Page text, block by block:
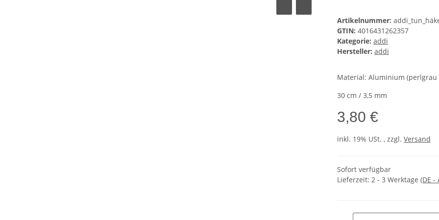
Artikelnummer:
GTIN: 4016431262357
Kategorie: addi
Hersteller: addi
Material: Aluminium
30 cm / 3,5 mm
3,80 €
inkl. 19% USt. , zzgl. Versand
Sofort verfügbar
Lieferzeit: 2 - 3 Werktage (DE